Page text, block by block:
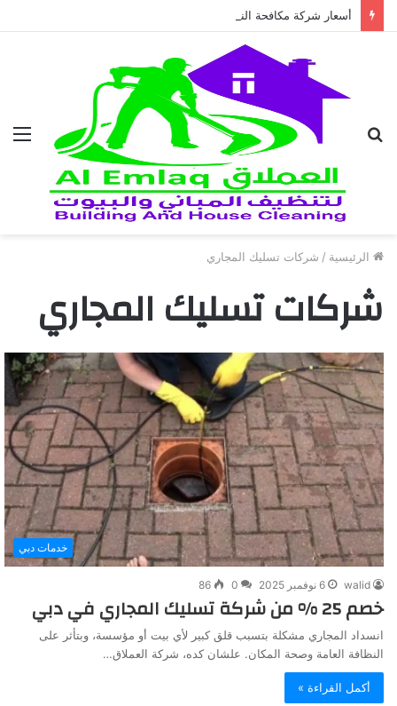
أسعار شركة مكافحة النمل الابيض في العين 2026
الرئيسية / شركات تسليك المجاري
شركات تسليك المجاري
خدمات دبي
walid 6 نوفمبر 2025 0
86
خصم 25 % من شركة تسليك المجاري في دبي
انسداد المجاري مشكلة بتسبب قلق كبير لأي بيت أو مؤسسة، وبتأثر على
النظافة العامة وصحة المكان. علشان كده، شركة العملاق…
أكمل القراءة »